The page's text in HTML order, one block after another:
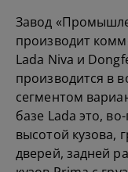
Завод
производит
Lada Niva и
производится в
сегментом
базе Lada это,
высотой кузова,
дверей, задней